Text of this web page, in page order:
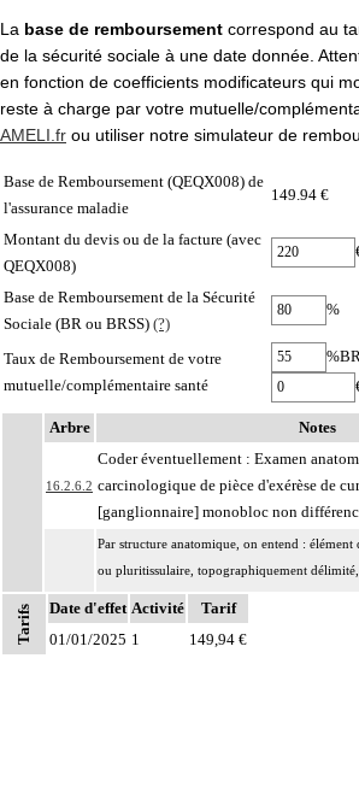
La base de remboursement correspond au
de la sécurité sociale à une date donnée.
en fonction de coefficients modificateurs qui
reste à charge par votre mutuelle/
AMELI.fr ou utiliser notre simulateur de
Base de Remboursement (QEQX008) de
l'assurance maladie
149.94 €
Montant du devis ou de la facture (avec
QEQX008)
Base de Remboursement de la Sécurité
Sociale (BR ou BRSS) (?)
%
Taux de Remboursement de votre
mutuelle/complémentaire santé
Arbre Notes
16.2.6.2
Coder éventuellement : Examen
carcinologique de pièce d'exérèse de
[ganglionnaire] monobloc non
16.2.6
Par structure anatomique, on entend :
ou pluritissulaire, topographiquement
organisé destiné à remplir un rôle déterminé
exemple :
d'un organe : estomac, peau, muscle,
Tarifs Date d'effet Activité
Tarif
01/01/2025 1 149,94 €